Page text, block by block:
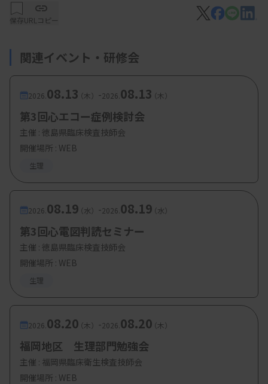
保存URLコピー
関連イベント・研修会
2026. 08.13（木） -2026. 08.13（木）
第3回心エコー症例検討会
主催 : 徳島県臨床検査技師会
開催場所 : WEB
生理
2026. 08.19（水） -2026. 08.19（水）
第3回心電図判読セミナー
主催 : 徳島県臨床検査技師会
開催場所 : WEB
生理
2026. 08.20（木） -2026. 08.20（木）
福岡地区 生理部門勉強会
主催 : 福岡県臨床衛生検査技師会
開催場所 : WEB